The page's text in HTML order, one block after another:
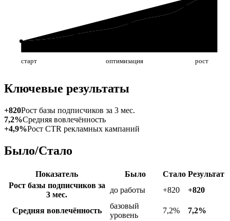
старт оптимизация рост
Ключевые результаты
+820Рост базы подписчиков за 3 мес.
7,2%Средняя вовлечённость
+4,9%Рост CTR рекламных кампаний
Было/Стало
Показатель Было Стало Результат
Рост базы подписчиков за
3 мес.
до работы +820 +820
Средняя вовлечённость
базовый
уровень
7,2%
7,2%